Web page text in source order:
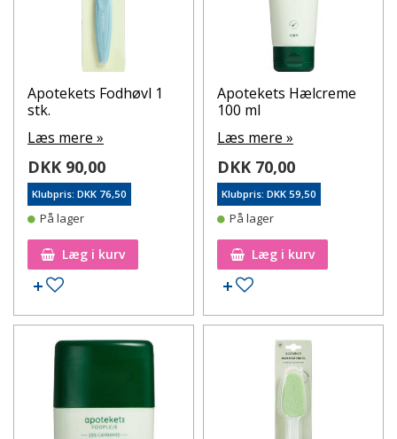
Apotekets Fodhøvl 1
stk.
Læs mere »
DKK 90,00
Klubpris: DKK 76,50
På lager
Læg i kurv
Tilføj til ønskeseddel
Apotekets Hælcreme
100 ml
Læs mere »
DKK 70,00
Klubpris: DKK 59,50
På lager
Læg i kurv
Tilføj til ønskeseddel